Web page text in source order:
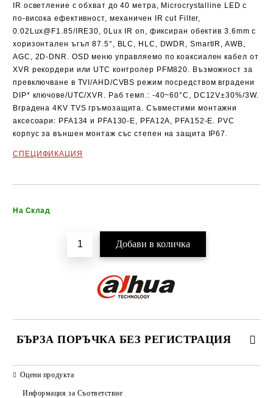
IR осветление с обхват до40 метра, Microcrystalline LED с
по-висока ефективност, механичен IR cut Filter,
0.02Lux@F1.85/IRE30, 0Lux IR on, фиксиран обектив 3.6mm с
хоризонтален ъгъл 87.5° , BLC, HLC, DWDR, SmartIR, AWB,
AGC, 2D-DNR. OSD меню управляемо по коаксиален кабел от
XVR рекордери или UTC контролер PFM820. Възможност за
превключване в TVI/AHD/CVBS режим посредством вградeни
DIP* ключове/UTC/XVR. Раб темп.: -40~60°C, DC12V±30%/3W.
Вградена4KV TVS гръмозащита. Съвместими монтажни
аксесоари: PFA134 и PFA130-E, PFA12A, PFA152-E. PVC
корпус завъншен монтаж със степен на защита IP67.
СПЕЦИФИКАЦИЯ
На Склад
БЪРЗА ПОРЪЧКА БЕЗ РЕГИСТРАЦИЯ
Оцени продукта
Информация за Съответствие